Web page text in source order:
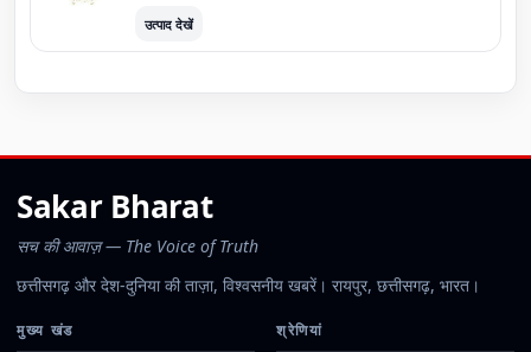
उत्पाद देखें
Sakar Bharat
सच की आवाज़ — The Voice of Truth
छत्तीसगढ़ और देश-दुनिया की ताज़ा, विश्वसनीय खबरें। रायपुर, छत्तीसगढ़, भारत।
मुख्य खंड श्रेणियां